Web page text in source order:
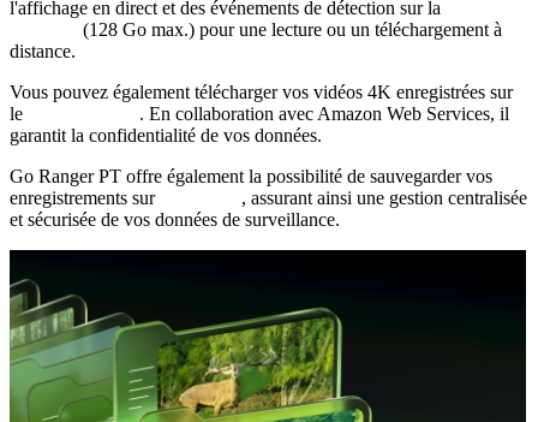
l'affichage en direct et des événements de détection sur la
(128 Go max.) pour une lecture ou un téléchargement à
distance.
Vous pouvez également télécharger vos vidéos 4K enregistrées sur
le
. En collaboration avec Amazon Web Services, il
garantit la confidentialité de vos données.
Go Ranger PT offre également la possibilité de sauvegarder vos
enregistrements sur
, assurant ainsi une gestion centralisée
et sécurisée de vos données de surveillance.